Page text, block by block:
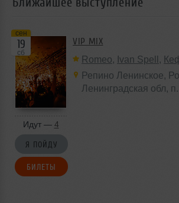
сен
19
сб
Идут — 4
Я ПОЙДУ
БИЛЕТЫ
VIP MIX
Romeo, Ivan Spell ,
Репино Ленинское,
Ленинградская обл,